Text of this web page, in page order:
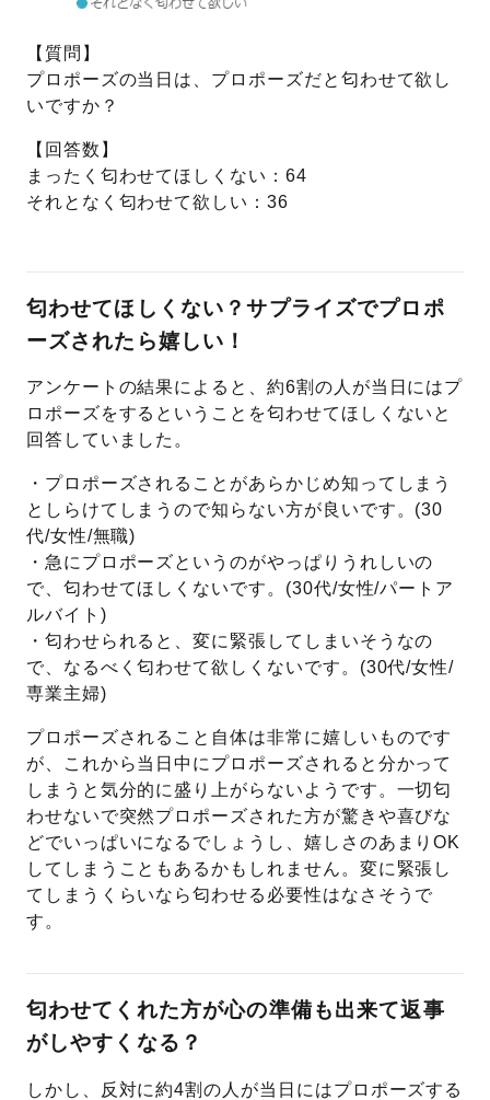
【質問】
プロポーズの当日は、プロポーズだと匂わせて欲し
いですか？
【回答数】
まったく匂わせてほしくない：64
それとなく匂わせて欲しい：36
匂わせてほしくない？サプライズでプロポ
ーズされたら嬉しい！
アンケートの結果によると、約6割の人が当日にはプ
ロポーズをするということを匂わせてほしくないと
回答していました。
・プロポーズされることがあらかじめ知ってしまう
としらけてしまうので知らない方が良いです。(30
代/女性/無職)
・急にプロポーズというのがやっぱりうれしいの
で、匂わせてほしくないです。(30代/女性/パートア
ルバイト)
・匂わせられると、変に緊張してしまいそうなの
で、なるべく匂わせて欲しくないです。(30代/女性/
専業主婦)
プロポーズされること自体は非常に嬉しいものです
が、これから当日中にプロポーズされると分かって
しまうと気分的に盛り上がらないようです。一切匂
わせないで突然プロポーズされた方が驚きや喜びな
どでいっぱいになるでしょうし、嬉しさのあまりOK
してしまうこともあるかもしれません。変に緊張し
てしまうくらいなら匂わせる必要性はなさそうで
す。
匂わせてくれた方が心の準備も出来て返事
がしやすくなる？
しかし、反対に約4割の人が当日にはプロポーズする